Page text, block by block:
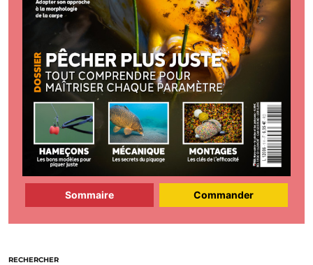
Sommaire Commander
RECHERCHER